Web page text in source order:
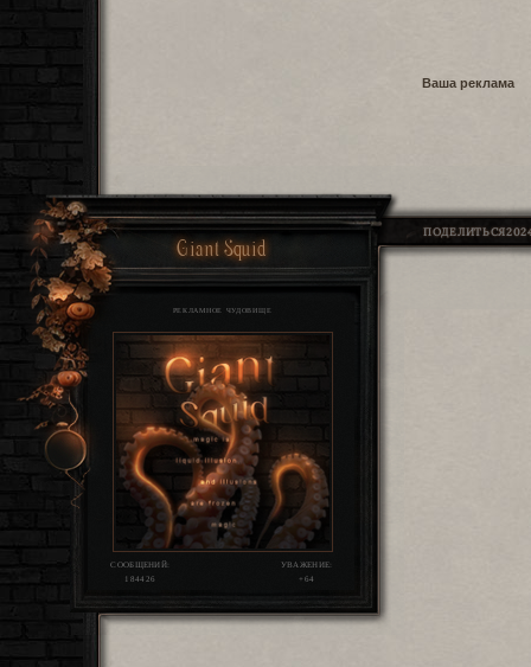
Ваша реклама
ПОДЕЛИТЬСЯ
Giant Squid
РЕКЛАМНОЕ ЧУДОВИЩЕ
СООБЩЕНИЙ:
184426
УВАЖЕНИЕ:
+64